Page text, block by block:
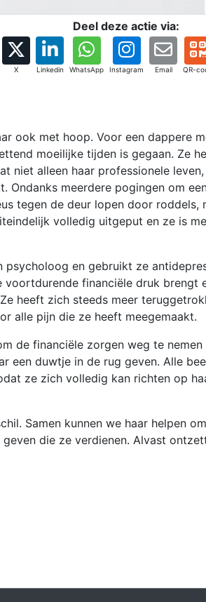
Deel deze actie via:
X Linkedin WhatsApp Instagram Email QR-
ook met hoop. Voor een dappere
moeilijke tijden is gegaan. Ze
niet alleen haar professionele
Ondanks meerdere pogingen om
tegen de deur lopen door roddels,
volledig uitgeput en ze is
psycholoog en gebruikt ze
financiële druk brengt
heeft zich steeds meer
alle pijn die ze heeft meegemaakt.
de financiële zorgen weg te nemen
een duwtje in de rug geven. Alle
ze zich volledig kan richten op
Samen kunnen we haar helpen
die ze verdienen. Alvast